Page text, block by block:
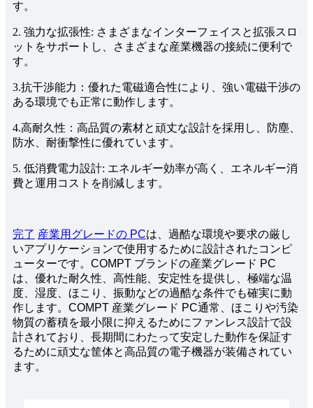
す。
2. 強力な拡張性: さまざまなインターフェイスと拡張スロ
ットをサポートし、さまざまな産業機器の接続に便利で
す。
3.抗干渉能力：優れた電磁適合性により、強い電磁干渉の
ある環境でも正常に動作します。
4.高耐久性：高品質の素材と頑丈な設計を採用し、防塵、
防水、耐衝撃性に優れています。
5. 低消費電力設計: エネルギー効率が高く、エネルギー消
費と運用コストを削減します。
完了 産業用グレードの PCは、過酷な環境や要求の厳し
いアプリケーションで使用するために設計されたコンピ
ューターです。COMPT ブランドの産業グレード PC
は、優れた耐久性、高性能、安定性を提供し、極端な温
度、湿度、ほこり、振動などの過酷な条件でも確実に動
作します。COMPT 産業グレード PC通常、ほこりや汚染
物質の蓄積を最小限に抑えるためにファンレス設計で設
計されており、長期間にわたって安定した動作を保証す
るために頑丈な筐体と高品質の電子機器が装備されてい
ます。